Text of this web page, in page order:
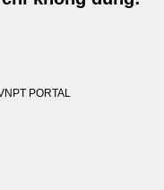
PORTAL